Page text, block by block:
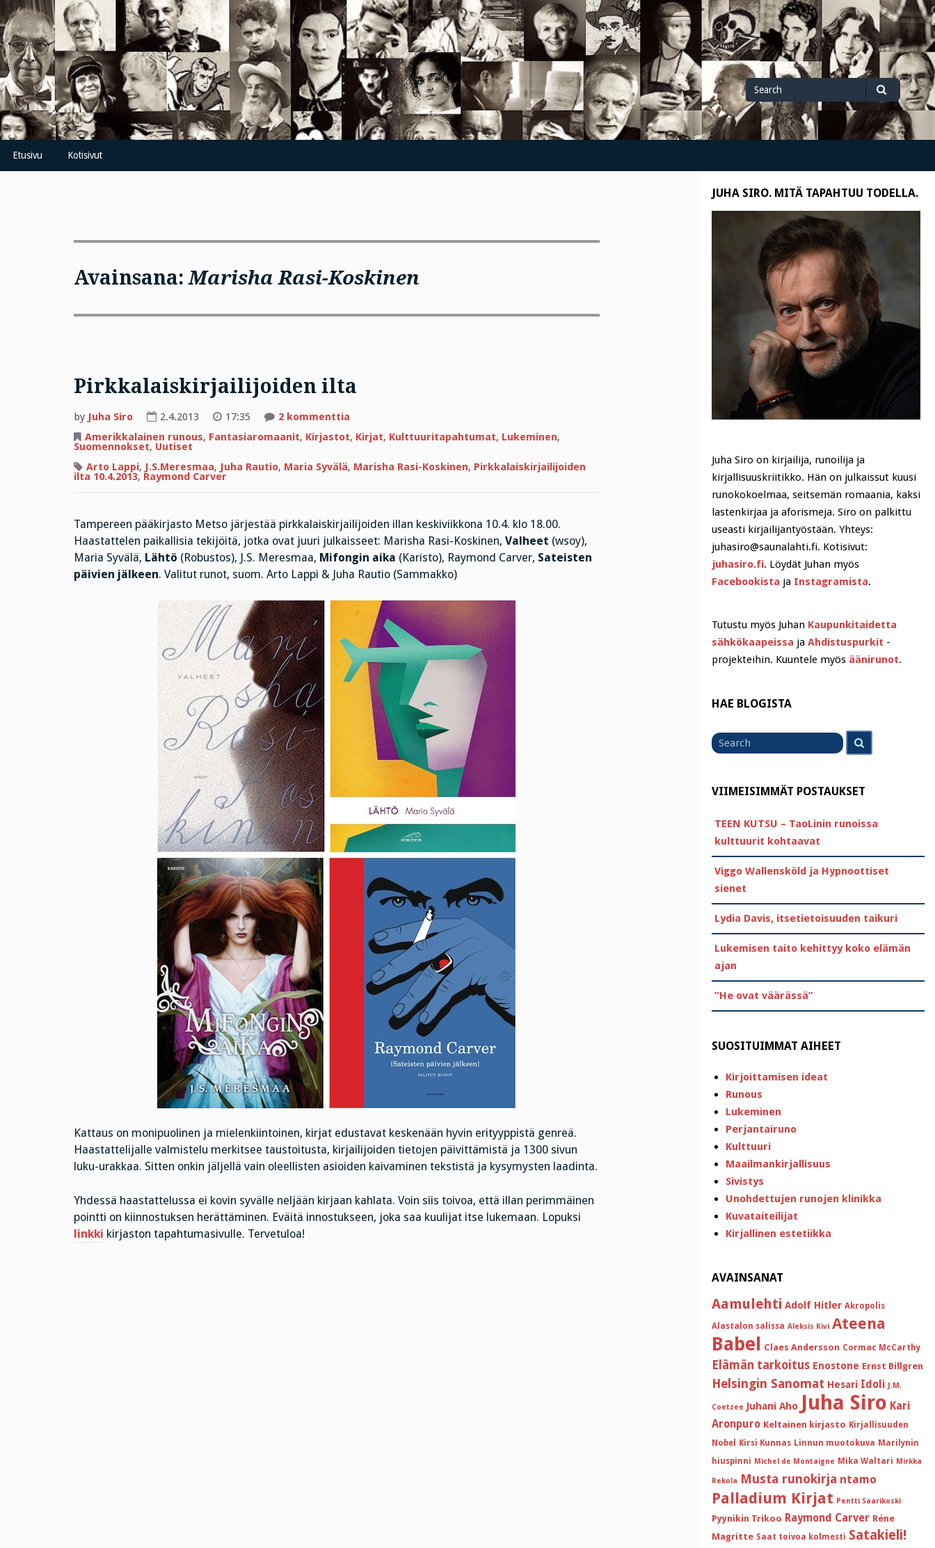
Skip
to
content
Search
for
Search
Etusivu Kotisivut
Avainsana:Marisha Rasi-Koskinen
Pirkkalaiskirjailijoiden ilta
by Juha Siro 2.4.2013 17:35 2 kommenttiaartikkeliin
ilta
Amerikkalainen runous, Fantasiaromaanit, Kirjastot, Kirjat, Kulttuuritapahtumat, Lukeminen,
Suomennokset, Uutiset
Arto Lappi, J.S.Meresmaa, Juha Rautio, Maria Syvälä, Marisha Rasi-Koskinen, Pirkkalaiskirjailijoiden
ilta 10.4.2013, Raymond Carver
Tampereen pääkirjasto Metso järjestää pirkkalaiskirjailijoiden illan keskiviikkona 10.4. klo 18.00.
Haastattelen paikallisia tekijöitä, jotka ovat juuri julkaisseet: Marisha Rasi-Koskinen, Valheet (wsoy),
Maria Syvälä, Lähtö (Robustos), J.S. Meresmaa, Mifongin aika (Karisto), Raymond Carver, Sateisten
päivien jälkeen. Valitut runot, suom. Arto Lappi & Juha Rautio (Sammakko)
Kattaus on monipuolinen ja mielenkiintoinen, kirjat edustavat keskenään hyvin erityyppistä genreä.
Haastattelijalle valmistelu merkitsee taustoitusta, kirjailijoiden tietojen päivittämistä ja 1300 sivun
luku-urakkaa. Sitten onkin jäljellä vain oleellisten asioiden kaivaminen tekstistä ja kysymysten laadinta.
Yhdessä haastattelussa ei kovin syvälle neljään kirjaan kahlata. Voin siis toivoa, että illan perimmäinen
pointti on kiinnostuksen herättäminen. Eväitä innostukseen, joka saa kuulijat itse lukemaan. Lopuksi
linkki kirjaston tapahtumasivulle. Tervetuloa!
JUHA SIRO. MITÄ TAPAHTUU TODELLA.
Juha Siro on kirjailija, runoilija ja
kirjallisuuskriitikko. Hän on julkaissut kuusi
runokokoelmaa, seitsemän romaania, kaksi
lastenkirjaa ja aforismeja. Siro on palkittu
useasti kirjailijantyöstään. Yhteys:
juhasiro@saunalahti.fi. Kotisivut:
juhasiro.fi. Löydät Juhan myös
Facebookista ja Instagramista.
Tutustu myös Juhan Kaupunkitaidetta
sähkökaapeissa ja Ahdistuspurkit -
projekteihin. Kuuntele myös äänirunot.
HAE BLOGISTA
for
VIIMEISIMMÄT POSTAUKSET
TEEN KUTSU – TaoLinin runoissa
kulttuurit kohtaavat
Viggo Wallensköld ja Hypnoottiset
sienet
Lydia Davis, itsetietoisuuden taikuri
Lukemisen taito kehittyy koko elämän
ajan
”He ovat väärässä”
SUOSITUIMMAT AIHEET
Kirjoittamisen ideat
Runous
Lukeminen
Perjantairuno
Kulttuuri
Maailmankirjallisuus
Sivistys
Unohdettujen runojen klinikka
Kuvataiteilijat
Kirjallinen estetiikka
AVAINSANAT
Aamulehti Adolf Hitler Akropolis
Alastalon salissa Aleksis Kivi Ateena
Babel Claes Andersson Cormac McCarthy
Elämän tarkoitus Enostone Ernst Billgren
Helsingin Sanomat Hesari Idoli J.M.
Coetzee Juhani Aho Juha Siro Kari
Aronpuro Keltainen kirjasto Kirjallisuuden
Nobel
Kirsi Kunnas Linnun muotokuva Marilynin
hiuspinni Michel de Montaigne Mika Waltari Mirkka
Rekola Musta runokirja ntamo
Palladium Kirjat Pentti Saarikoski
Pyynikin Trikoo Raymond Carver Réne
Magritte Saat toivoa kolmesti Satakieli!